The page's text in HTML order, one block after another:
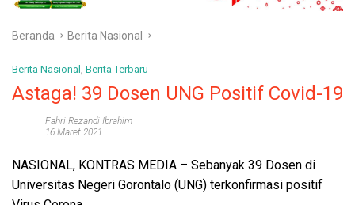
Beranda Berita Nasional
Berita Nasional Berita Terbaru
Astaga! 39 Dosen UNG Positif Covid-19
Fahri Rezandi Ibrahim
16 Maret 2021
NASIONAL, KONTRAS MEDIA – Sebanyak 39 Dosen di
Universitas Negeri Gorontalo (UNG) terkonfirmasi positif